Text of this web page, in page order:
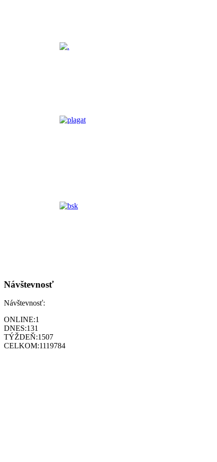
Návštevnosť
Návštevnosť:
ONLINE:1
DNES:131
TÝŽDEŇ:1507
CELKOM:1119784